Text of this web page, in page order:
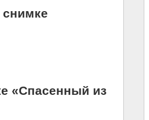
«Спасенный из